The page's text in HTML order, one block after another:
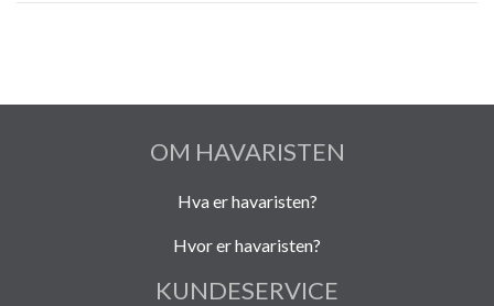
OM HAVARISTEN
Hva er havaristen?
Hvor er havaristen?
KUNDESERVICE